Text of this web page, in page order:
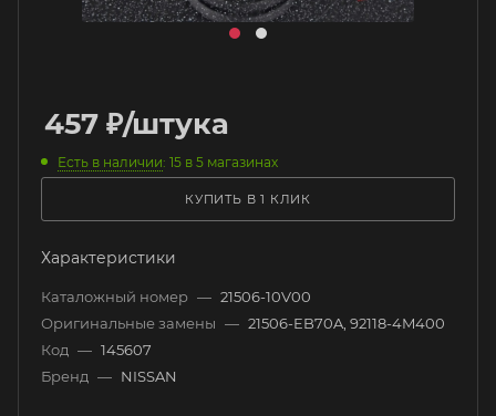
457 ₽/штука
Есть в наличии: 15 в 5 магазинах
КУПИТЬ В 1 КЛИК
Характеристики
Каталожный номер — 21506-10V00
Оригинальные замены — 21506-EB70A, 92118-4M400
Код — 145607
Бренд — NISSAN